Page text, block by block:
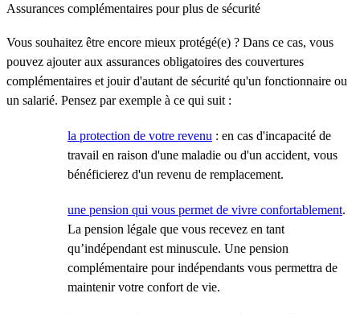
Assurances complémentaires pour plus de sécurité
Vous souhaitez être encore mieux protégé(e) ? Dans ce cas, vous
pouvez ajouter aux assurances obligatoires des couvertures
complémentaires et jouir d'autant de sécurité qu'un fonctionnaire ou
un salarié. Pensez par exemple à ce qui suit :
la protection de votre revenu : en cas d'incapacité de
travail en raison d'une maladie ou d'un accident, vous
bénéficierez d'un revenu de remplacement.
une pension qui vous permet de vivre confortablement.
La pension légale que vous recevez en tant
qu’indépendant est minuscule. Une pension
complémentaire pour indépendants vous permettra de
maintenir votre confort de vie.